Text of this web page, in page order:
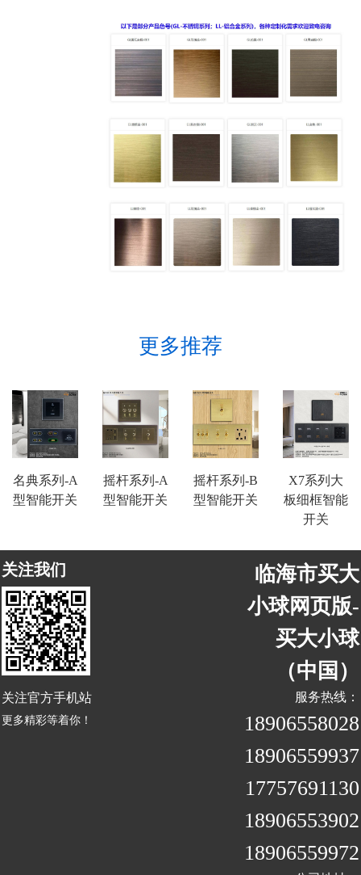
更多推荐
名典系列-A
型智能开关
摇杆系列-A
型智能开关
摇杆系列-B
型智能开关
X7系列大
板细框智能
开关
关注我们
关注官方手机站
更多精彩等着你！
临海市买大
小球网页版-
买大小球
（中国）
服务热线：
18906558028
18906559937
17757691130
18906553902
18906559972